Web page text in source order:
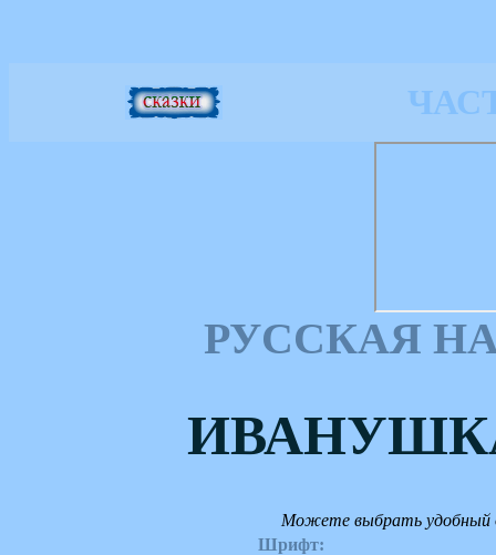
РУССКАЯ
Можете выбрать удобный
Шрифт: